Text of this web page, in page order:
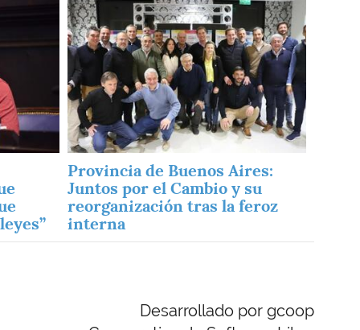
Imagen
Provincia de Buenos Aires:
Juntos por el Cambio y su
reorganización tras la feroz
interna
Desarrollado por gcoop